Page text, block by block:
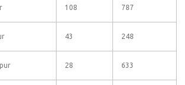
108 787
43 248
28 633